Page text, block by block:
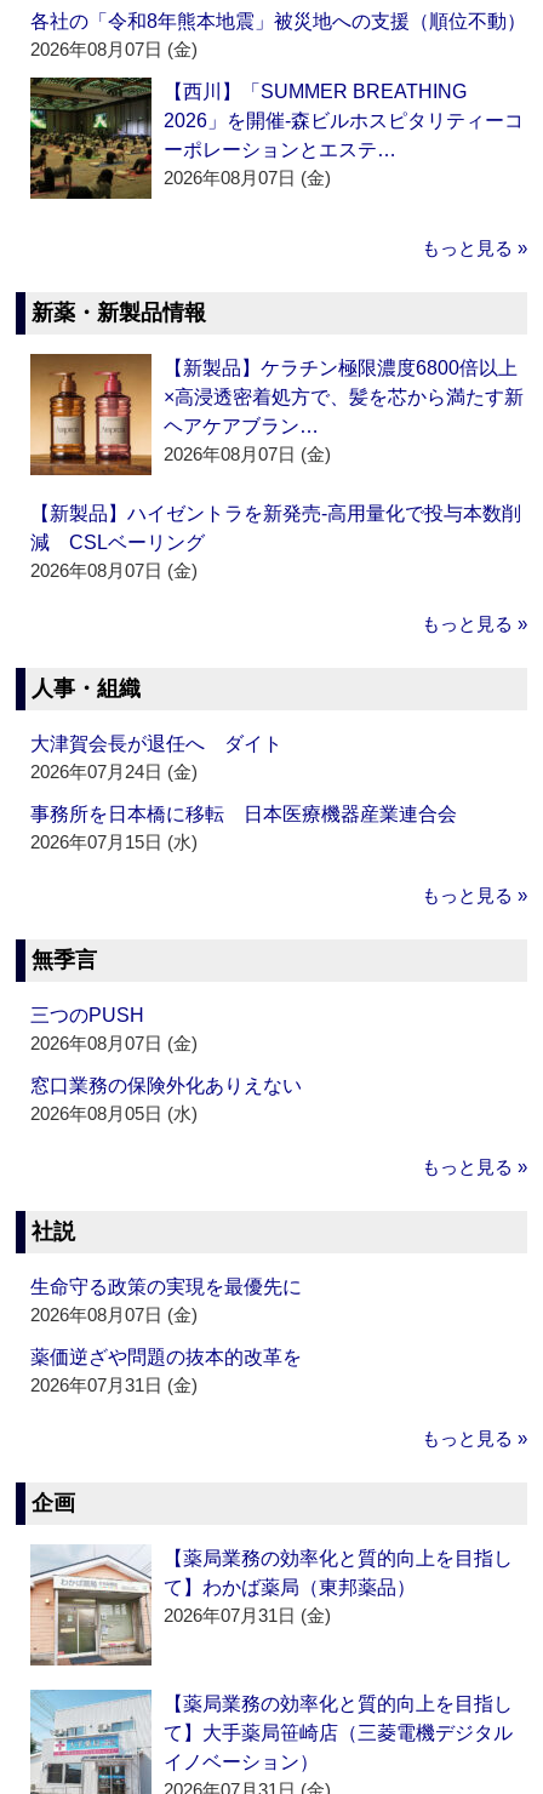
各社の「令和8年熊本地震」被災地への支援（順位不動）
2026年08月07日 (金)
【西川】「SUMMER BREATHING
2026」を開催‐森ビルホスピタリティーコ
ーポレーションとエステ…
2026年08月07日 (金)
もっと見る »
新薬・新製品情報
【新製品】ケラチン極限濃度6800倍以上
×高浸透密着処方で、髪を芯から満たす新
ヘアケアブラン…
2026年08月07日 (金)
【新製品】ハイゼントラを新発売‐高用量化で投与本数削
減 CSLベーリング
2026年08月07日 (金)
もっと見る »
人事・組織
大津賀会長が退任へ ダイト
2026年07月24日 (金)
事務所を日本橋に移転 日本医療機器産業連合会
2026年07月15日 (水)
もっと見る »
無季言
三つのPUSH
2026年08月07日 (金)
窓口業務の保険外化ありえない
2026年08月05日 (水)
もっと見る »
社説
生命守る政策の実現を最優先に
2026年08月07日 (金)
薬価逆ざや問題の抜本的改革を
2026年07月31日 (金)
もっと見る »
企画
【薬局業務の効率化と質的向上を目指し
て】わかば薬局（東邦薬品）
2026年07月31日 (金)
【薬局業務の効率化と質的向上を目指し
て】大手薬局笹崎店（三菱電機デジタル
イノベーション）